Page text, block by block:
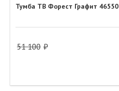
Тумба ТВ Форест Графит 46550
51 100